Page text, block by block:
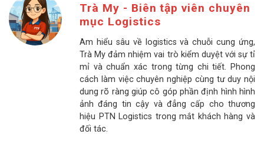
Trà My - Biên tập viên chuyên
mục Logistics
Am hiểu sâu về logistics và chuỗi cung ứng,
Trà My đảm nhiệm vai trò kiểm duyệt với sự tỉ
mỉ và chuẩn xác trong từng chi tiết. Phong
cách làm việc chuyên nghiệp cùng tư duy nội
dung rõ ràng giúp cô góp phần định hình hình
ảnh đáng tin cậy và đẳng cấp cho thương
hiệu PTN Logistics trong mắt khách hàng và
đối tác.